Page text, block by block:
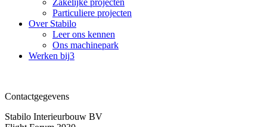
Zakelijke projecten
Particuliere projecten
Over Stabilo
Leer ons kennen
Ons machinepark
Werken bij3
Contactgegevens
Stabilo Interieurbouw BV